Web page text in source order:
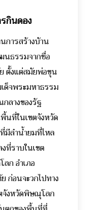
กินดอง
การสร้างบ้าน
นธรรมจากชื่อ
ตั้งแต่สมัยพ่อขุน
ด็จพระมหาธรรม
ลางของรัฐ
นที่ในเขตจังหวัด
มีลำน้ำยมที่ไหล
ที่ราบในเขต
ลก อำเภอ
ก่อนจะวกไปทาง
จังหวัดพิษณุโลก